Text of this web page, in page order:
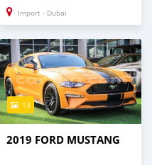
Import - Dubai
13
2019 FORD MUSTANG